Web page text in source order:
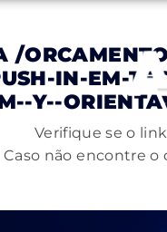
/
IN-EM-
Y--
Verifique se o
Caso não encontre